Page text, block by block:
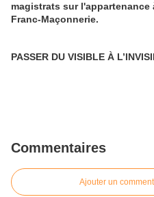
magistrats sur l'appartenance
Franc-Maçonnerie.
PASSER DU VISIBLE À
Commentaires
Ajouter un